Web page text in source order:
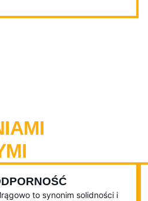
to synonim solidności i